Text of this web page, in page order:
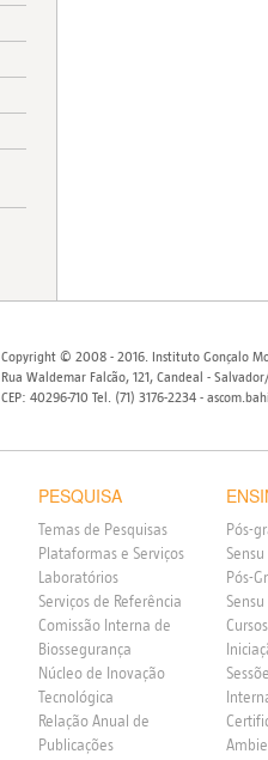
Copyright © 2008 - 2016. Instituto Gonçalo
Rua Waldemar Falcão, 121, Candeal -
CEP: 40296-710 Tel. (71) 3176-2234 -
PESQUISA
Temas de Pesquisas
Plataformas e Serviços
Laboratórios
Serviços de Referência
Comissão Interna de
Biossegurança
Núcleo de Inovação
Tecnológica
Relação Anual de
Publicações
Pós-
Sensu
Pós-
Sensu